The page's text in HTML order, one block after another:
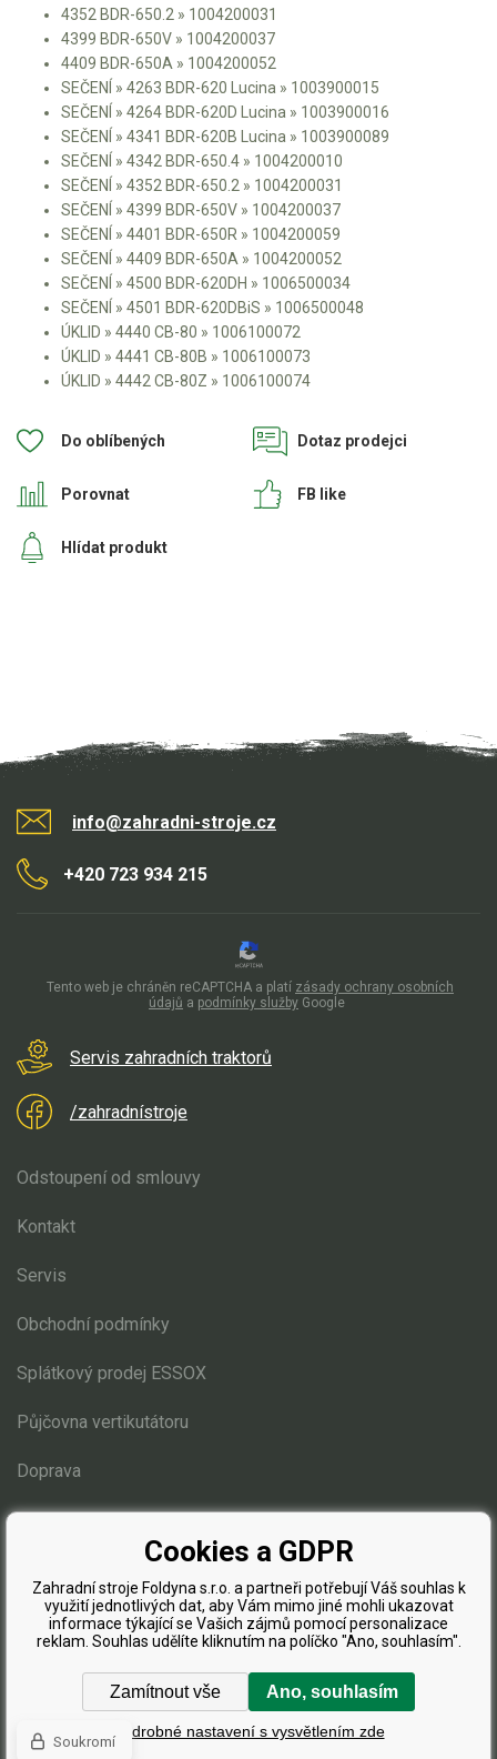
Štěpkovače a drtiče
Elektrické skútry
Elektrické tříkolky
Elektrické tříkolky pro seniory
Elektrické tříkolky pracovní
Elektrické čtyřkolky
Náhradní díly
Náhradní díly pro motorové pily
Řetězové pily
Náhradní díly pro křovinořezy
Náhradní díly pro sekačky
Díly pro podvozek
sečení
Náhradní díly VARI BDR
4352 BDR-650.2 » 1004200031
4399 BDR-650V » 1004200037
4409 BDR-650A » 1004200052
SEČENÍ » 4263 BDR-620 Lucina » 1003900015
SEČENÍ » 4264 BDR-620D Lucina » 1003900016
SEČENÍ » 4341 BDR-620B Lucina » 1003900089
SEČENÍ » 4342 BDR-650.4 » 1004200010
SEČENÍ » 4352 BDR-650.2 » 1004200031
SEČENÍ » 4399 BDR-650V » 1004200037
SEČENÍ » 4401 BDR-650R » 1004200059
SEČENÍ » 4409 BDR-650A » 1004200052
SEČENÍ » 4500 BDR-620DH » 1006500034
SEČENÍ » 4501 BDR-620DBiS » 1006500048
ÚKLID » 4440 CB-80 » 1006100072
ÚKLID » 4441 CB-80B » 1006100073
ÚKLID » 4442 CB-80Z » 1006100074
Do oblíbených
Porovnat
Dotaz prodejci
Hlídat produkt
FB like
info@zahradni-stroje.cz
+420 723 934 215
Servis zahradních traktorů
/zahradnístroje
Odstoupení od smlouvy
Kontakt
Servis
Obchodní podmínky
Splátkový prodej ESSOX
Půjčovna vertikutátoru
Doprava
Blog
Eshopyawebové stránkyodBINARGON.cz
Tento web je chráněn reCAPTCHA a platí zásady ochrany osobních
údajů a podmínky služby Google
Cookies a GDPR
Zahradní stroje Foldyna s.r.o. a partneři potřebují Váš souhlas k
využití jednotlivých dat, aby Vám mimo jiné mohli ukazovat
informace týkající se Vašich zájmů pomocí personalizace
reklam. Souhlas udělíte kliknutím na políčko "Ano, souhlasím".
Zamítnout vše Ano, souhlasím
Podrobné nastavení s vysvětlením zde
Soukromí